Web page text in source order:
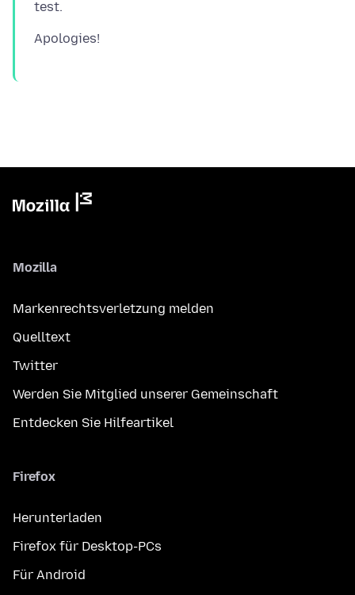
Mozilla
Markenrechtsverletzung melden
Quelltext
Twitter
Werden Sie Mitglied unserer Gemeinschaft
Entdecken Sie Hilfeartikel
Firefox
Herunterladen
Firefox für Desktop-PCs
Für Android